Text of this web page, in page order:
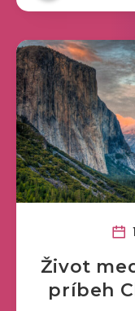
Život
príbeh